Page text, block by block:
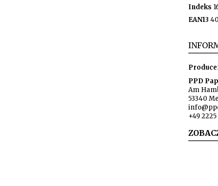
Indeks
EAN13
PPD
Am
53340
+49 2225